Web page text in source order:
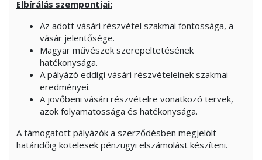
Elbírálás szempontjai:
Az adott vásári részvétel szakmai fontossága, a
vásár jelentősége.
Magyar művészek szerepeltetésének
hatékonysága.
A pályázó eddigi vásári részvételeinek szakmai
eredményei.
A jövőbeni vásári részvételre vonatkozó tervek,
azok folyamatossága és hatékonysága.
A támogatott pályázók a szerződésben megjelölt
határidőig kötelesek pénzügyi elszámolást készíteni.